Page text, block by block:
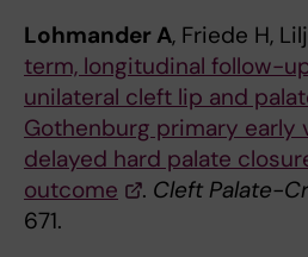
Lohmander A, Friede H,
term, longitudinal follow-
unilateral cleft lip and
Gothenburg primary early
delayed hard palate
outcome
. Cleft Palate-
671.